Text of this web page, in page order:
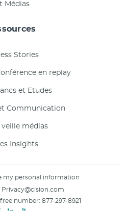
Médias
Stories
en replay
et Etudes
Communication
médias
Insights
my personal information
Privacy@cision.com
number: 877-297-8921